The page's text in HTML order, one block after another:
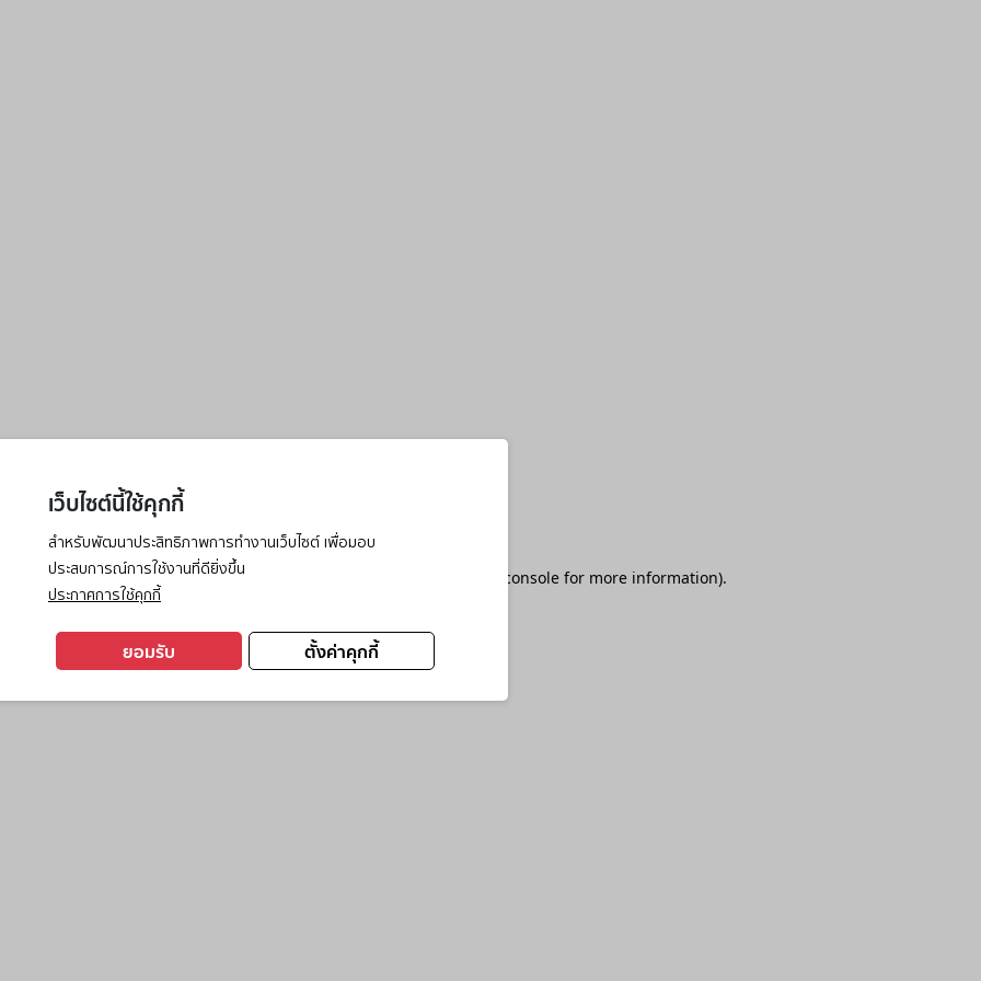
เว็บไซต์นี้ใช้คุกกี้
สำหรับพัฒนาประสิทธิภาพการทำงานเว็บไซต์ เพื่อมอบ
ประสบการณ์การใช้งานที่ดียิ่งขึ้น
ประกาศการใช้คุกกี้
ตั้งค่าคุกกี้
ยอมรับ
has occurred while loading browser console for more information).